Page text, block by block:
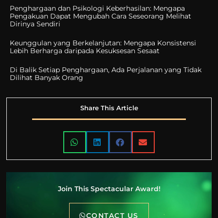
Penghargaan dan Psikologi Keberhasilan: Mengapa
Pengakuan Dapat Mengubah Cara Seseorang Melihat
Dirinya Sendiri
Keunggulan yang Berkelanjutan: Mengapa Konsistensi
Lebih Berharga daripada Kesuksesan Sesaat
Di Balik Setiap Penghargaan, Ada Perjalanan yang Tidak
Dilihat Banyak Orang
Share This Article
Join This Spectacular Award!
CONTACT US